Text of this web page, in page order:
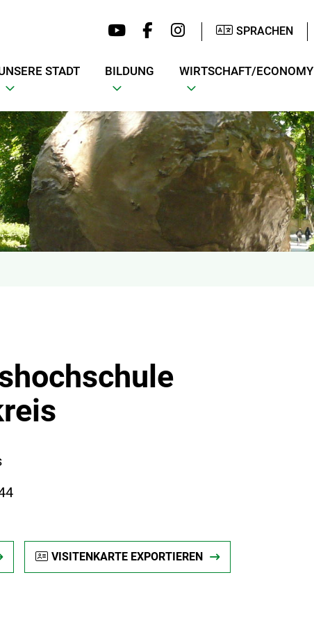
SPRACHEN
STADT BILDUNG WIRTSCHAFT/ECONOMY
VISITENKARTE EXPORTIEREN